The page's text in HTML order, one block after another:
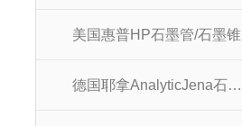
美国惠普HP石墨管/石墨锥
德国耶拿AnalyticJena石墨管/石墨锥